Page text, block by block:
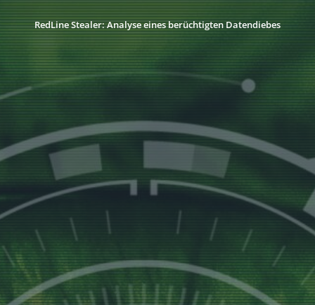
RedLine Stealer: Analyse eines berüchtigten Datendiebes